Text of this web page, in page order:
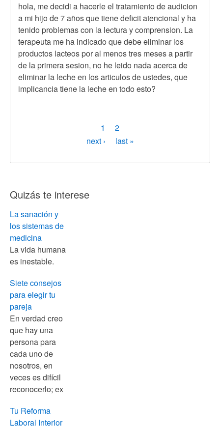
hola, me decidi a hacerle el tratamiento de audicion
a mi hijo de 7 años que tiene deficit atencional y ha
tenido problemas con la lectura y comprension. La
terapeuta me ha indicado que debe eliminar los
productos lacteos por al menos tres meses a partir
de la primera sesion, no he leido nada acerca de
eliminar la leche en los articulos de ustedes, que
implicancia tiene la leche en todo esto?
Página
actual
1 Page
2
Siguiente
next ›
Última
last »
Quizás te interese
La sanación y
los sistemas de
medicina
La vida humana
es inestable.
Siete consejos
para elegir tu
pareja
En verdad creo
que hay una
persona para
cada uno de
nosotros, en
veces es difícil
reconocerlo; ex
Tu Reforma
Laboral Interior